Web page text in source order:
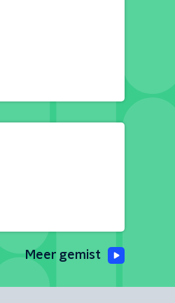
Meer gemist